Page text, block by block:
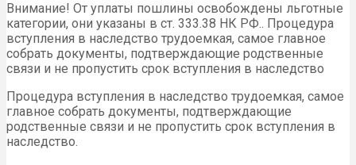
Внимание! От уплаты пошлины освобождены льготные
категории, они указаны в ст. 333.38 НК РФ.. Процедура
вступления в наследство трудоемкая, самое главное
собрать документы, подтверждающие родственные
связи и не пропустить срок вступления в наследство
Процедура вступления в наследство трудоемкая, самое
главное собрать документы, подтверждающие
родственные связи и не пропустить срок вступления в
наследство.